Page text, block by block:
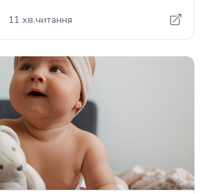
11 хв.читання